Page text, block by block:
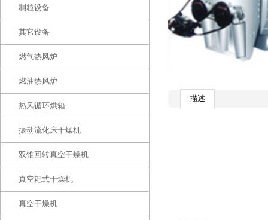
制粒设备
其它设备
燃气热风炉
燃油热风炉
热风循环烘箱
振动流化床干燥机
双锥回转真空干燥机
真空耙式干燥机
真空干燥机
描述